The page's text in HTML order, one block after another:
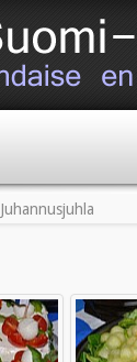
Juhannusjuhla